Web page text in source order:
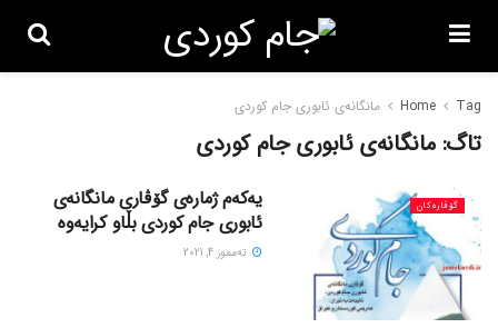
Home Tag مانگانەی ئابوری جام کوردی
تاگ: مانگانەی ئابوری جام کوردی
گۆڤاره‌کان
یەکەم ژمارەی گۆڤاری مانگانەی
ئابوری جام کوردی بڵاو کرایەوە
ته‌مموز 4, 2021